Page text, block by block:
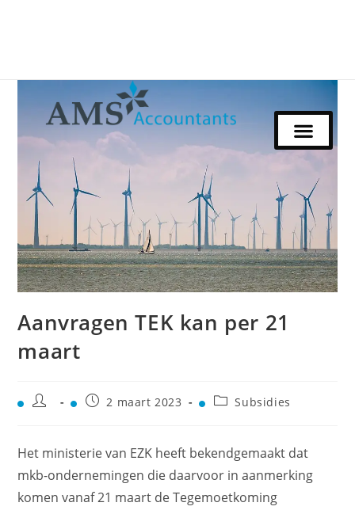
Aanvragen TEK kan per 21
maart
2 maart 2023 Subsidies
Het ministerie van EZK heeft bekendgemaakt dat
mkb-ondernemingen die daarvoor in aanmerking
komen vanaf 21 maart de Tegemoetkoming